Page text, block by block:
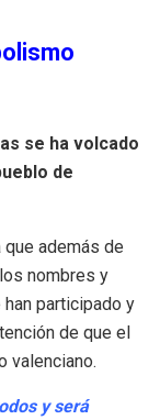
se ha volcado
de
que además de
nombres y
participado y
de que el
valenciano.
y será